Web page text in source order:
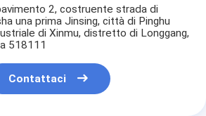
2, costruente strada di
una prima Jinsing, città di Pinghu
di Xinmu, distretto di Longgang,
518111
Contattaci